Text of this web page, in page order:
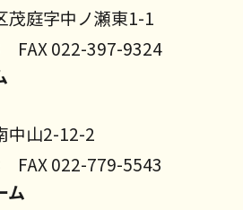
茂庭字中ノ瀬東1-1
FAX 022-397-9324
中山2-12-2
FAX 022-779-5543
ム